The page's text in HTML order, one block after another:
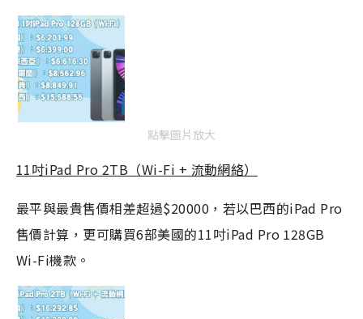
點擊圖片放大
11吋iPad Pro 2TB（Wi-Fi + 流動網絡）
最平與最貴售價相差超過$20000，若以巴西的iPad Pro
售價計算，更可購買6部美國的11吋iPad Pro 128GB
Wi-Fi機款。